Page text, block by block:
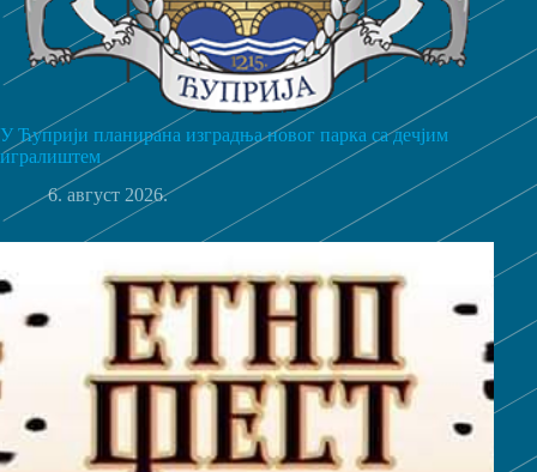
У Ћуприји планирана изградња новог парка са дечјим
игралиштем
6. август 2026.